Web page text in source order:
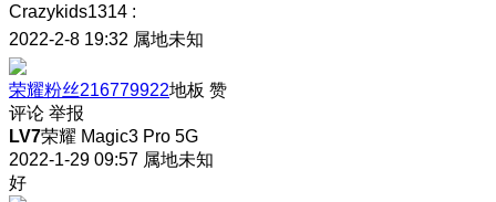
Crazykids1314 :
2022-2-8 19:32 属地未知
荣耀粉丝216779922地板 赞
评论 举报
LV7荣耀 Magic3 Pro 5G
2022-1-29 09:57 属地未知
好